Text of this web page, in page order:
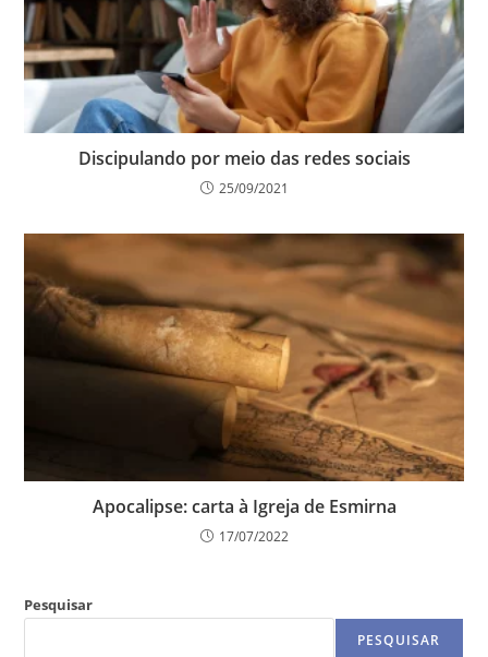
Discipulando por meio das redes sociais
25/09/2021
Apocalipse: carta à Igreja de Esmirna
17/07/2022
Pesquisar
PESQUISAR